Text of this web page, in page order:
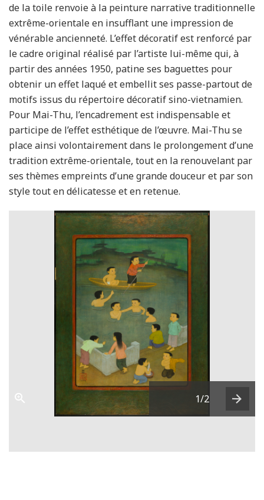
de la toile renvoie à la peinture narrative traditionnelle
extrême-orientale en insufflant une impression de
vénérable ancienneté. L’effet décoratif est renforcé par
le cadre original réalisé par l’artiste lui-même qui, à
partir des années 1950, patine ses baguettes pour
obtenir un effet laqué et embellit ses passe-partout de
motifs issus du répertoire décoratif sino-vietnamien.
Pour Mai-Thu, l’encadrement est indispensable et
participe de l’effet esthétique de l’œuvre. Mai-Thu se
place ainsi volontairement dans le prolongement d’une
tradition extrême-orientale, tout en la renouvelant par
ses thèmes empreints d’une grande douceur et par son
style tout en délicatesse et en retenue.
1/2
Next